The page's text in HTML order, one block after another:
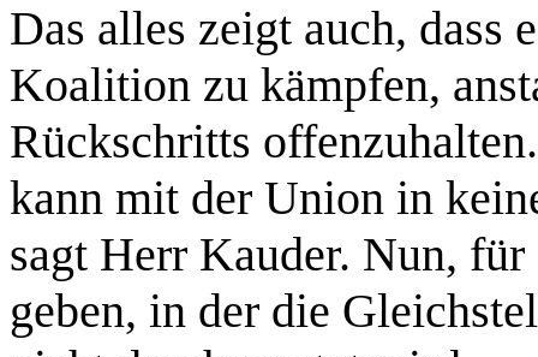
Das alles zeigt auch, dass
Koalition zu kämpfen,
Rückschritts
kann mit der Union in
sagt Herr Kauder. Nun,
geben, in der die